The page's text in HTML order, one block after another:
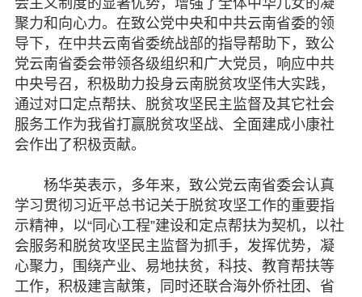
会主义制度的显著优势，增强了全体中华儿女的凝
聚力和向心力。在致公党中央和中共云南省委的领
导下，在中共云南省委统战部的指导帮助下，致公
党云南省委会带领各级组织和广大党员，响应中共
中央号召，积极助力投身云南脱贫攻坚伟大实践，
通过对口定点帮扶、脱贫攻坚民主监督及其它社会
服务工作为我省打赢脱贫攻坚战、全面建成小康社
会作出了积极贡献。
杨华英表示，多年来，致公党云南省委会认真
学习贯彻习近平总书记关于脱贫攻坚工作的重要指
示精神，以“同心工程”建设和定点帮扶为契机，以社
会服务和脱贫攻坚民主监督为抓手，发挥优势，凝
心聚力，围绕产业、易地扶贫，科技、教育帮扶等
工作，积极建言献策，同时还联合海外侨社团、省